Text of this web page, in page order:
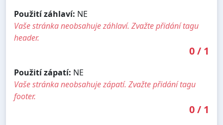
Použití záhlaví: NE
Vaše stránka neobsahuje záhlaví. Zvažte přidání tagu
header.
0/ 1
Použití zápatí: NE
Vaše stránka neobsahuje zápatí. Zvažte přidání tagu
footer.
0/ 1